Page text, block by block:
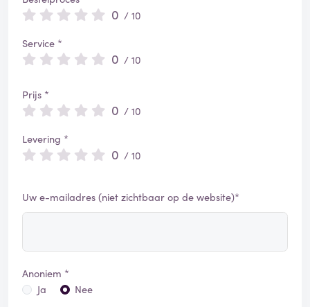
0 / 10
Service *
0 / 10
Prijs *
0 / 10
Levering *
0 / 10
Uw e-mailadres (niet zichtbaar op de website)*
Anoniem *
Ja
Nee